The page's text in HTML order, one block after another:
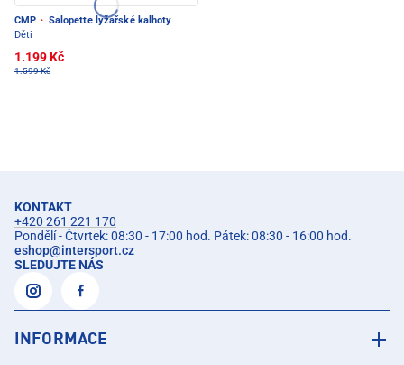
CMP · Salopette lyžařské kalhoty
Děti
1.199 Kč
1.599 Kč
KONTAKT
+420 261 221 170
Pondělí - Čtvrtek: 08:30 - 17:00 hod. Pátek: 08:30 - 16:00 hod.
eshop@intersport.cz
SLEDUJTE NÁS
INFORMACE